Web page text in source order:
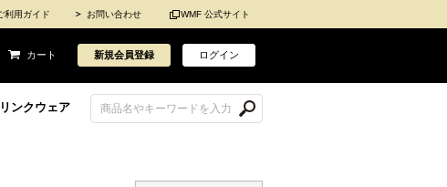
利用ガイド お問い合わせ WMF 公式サイト
カート 新規会員登録 ログイン
リンクウェア